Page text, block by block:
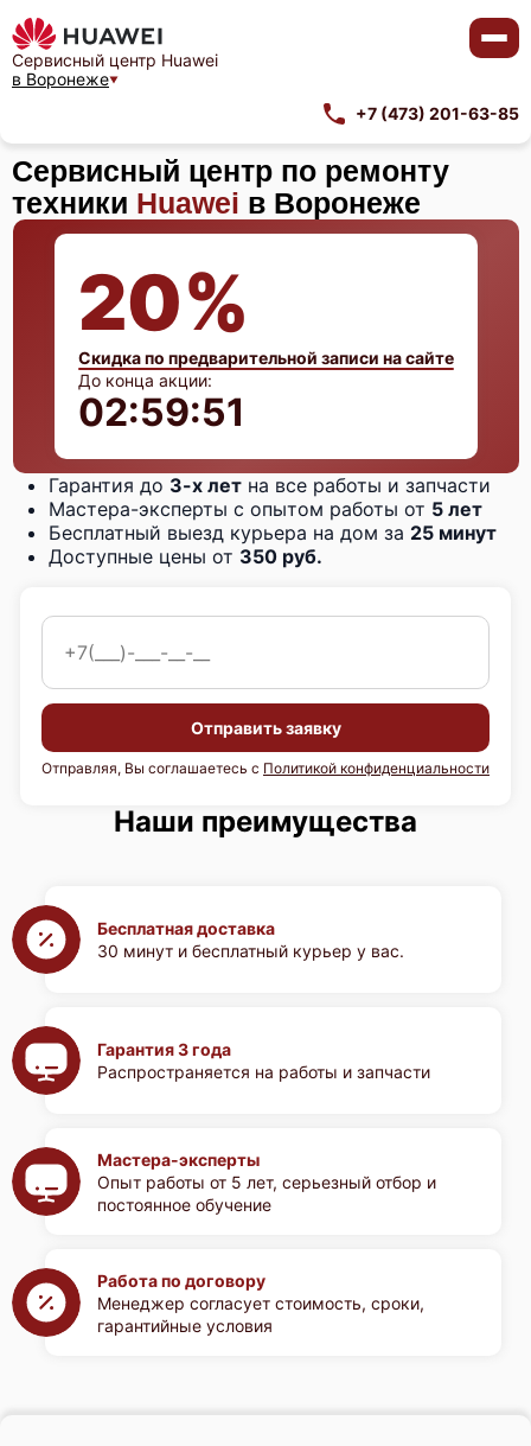
Сервисный центр Huawei
в Воронеже
+7 (473) 201-63-85
Сервисный центр по ремонту
техники Huawei в Воронеже
Гарантия до 3-х лет на все работы и запчасти
Мастера-эксперты с опытом работы от 5 лет
Бесплатный выезд курьера на дом за 25 минут
Доступные цены от 350 руб.
Отправить заявку
Отправляя, Вы соглашаетесь с Политикой конфиденциальности
20%
Скидка по предварительной записи на сайте
До конца акции:
02:59:50
Наши преимущества
Бесплатная доставка
30 минут и бесплатный курьер у вас.
Гарантия 3 года
Распространяется на работы и запчасти
Мастера-эксперты
Опыт работы от 5 лет, серьезный отбор и
постоянное обучение
Работа по договору
Менеджер согласует стоимость, сроки,
гарантийные условия